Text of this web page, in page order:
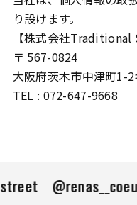
り設けます。
【株式会社Traditional
〒 567-0824
大阪府茨木市中津町1-
TEL : 072-647-9668
@renas__coeur